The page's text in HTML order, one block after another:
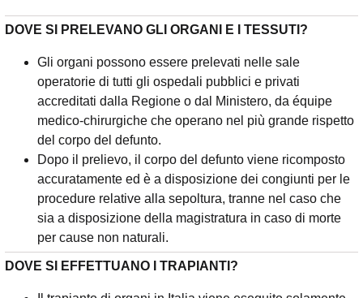
DOVE SI PRELEVANO GLI ORGANI E I TESSUTI?
Gli organi possono essere prelevati nelle sale
operatorie di tutti gli ospedali pubblici e privati
accreditati dalla Regione o dal Ministero, da équipe
medico-chirurgiche che operano nel più grande rispetto
del corpo del defunto.
Dopo il prelievo, il corpo del defunto viene ricomposto
accuratamente ed è a disposizione dei congiunti per le
procedure relative alla sepoltura, tranne nel caso che
sia a disposizione della magistratura in caso di morte
per cause non naturali.
DOVE SI EFFETTUANO I TRAPIANTI?